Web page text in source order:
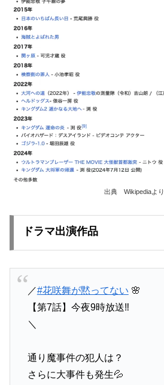
出典 Wikipediaより
ドラマ出演作品
／#花咲舞が黙ってない 🌸
【第7話】今夜9時放送‼️
＼
通り魔事件の犯人は？
さらに大事件も発生💦